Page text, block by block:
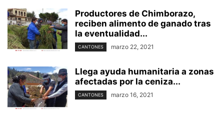
Productores de Chimborazo,
reciben alimento de ganado tras
la eventualidad...
CANTONES marzo 22, 2021
Llega ayuda humanitaria a zonas
afectadas por la ceniza...
CANTONES marzo 16, 2021